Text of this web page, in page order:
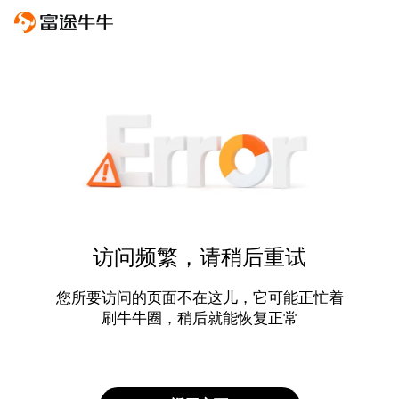
访问频繁，请稍后重试
您所要访问的页面不在这儿，它可能正忙着
刷牛牛圈，稍后就能恢复正常